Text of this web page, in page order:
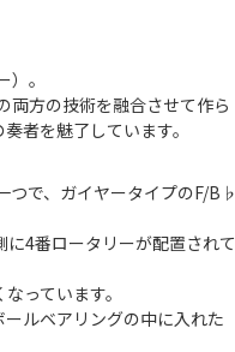
。
両方の技術を融合させて作ら
者を魅了しています。
つで、ガイヤータイプのF/B♭
4番ロータリーが配置されて
っています。
ルベアリングの中に入れた